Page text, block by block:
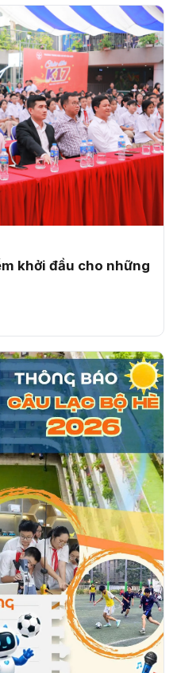
khởi đầu cho những